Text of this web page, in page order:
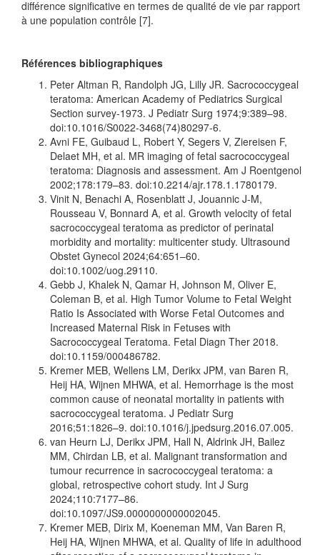
différence significative en termes de qualité de vie par rapport
à une population contrôle [7].
Références bibliographiques
Peter Altman R, Randolph JG, Lilly JR. Sacrococcygeal
teratoma: American Academy of Pediatrics Surgical
Section survey-1973. J Pediatr Surg 1974;9:389–98.
doi:10.1016/S0022-3468(74)80297-6.
Avni FE, Guibaud L, Robert Y, Segers V, Ziereisen F,
Delaet MH, et al. MR imaging of fetal sacrococcygeal
teratoma: Diagnosis and assessment. Am J Roentgenol
2002;178:179–83. doi:10.2214/ajr.178.1.1780179.
Vinit N, Benachi A, Rosenblatt J, Jouannic J-M,
Rousseau V, Bonnard A, et al. Growth velocity of fetal
sacrococcygeal teratoma as predictor of perinatal
morbidity and mortality: multicenter study. Ultrasound
Obstet Gynecol 2024;64:651–60.
doi:10.1002/uog.29110.
Gebb J, Khalek N, Qamar H, Johnson M, Oliver E,
Coleman B, et al. High Tumor Volume to Fetal Weight
Ratio Is Associated with Worse Fetal Outcomes and
Increased Maternal Risk in Fetuses with
Sacrococcygeal Teratoma. Fetal Diagn Ther 2018.
doi:10.1159/000486782.
Kremer MEB, Wellens LM, Derikx JPM, van Baren R,
Heij HA, Wijnen MHWA, et al. Hemorrhage is the most
common cause of neonatal mortality in patients with
sacrococcygeal teratoma. J Pediatr Surg
2016;51:1826–9. doi:10.1016/j.jpedsurg.2016.07.005.
van Heurn LJ, Derikx JPM, Hall N, Aldrink JH, Bailez
MM, Chirdan LB, et al. Malignant transformation and
tumour recurrence in sacrococcygeal teratoma: a
global, retrospective cohort study. Int J Surg
2024;110:7177–86.
doi:10.1097/JS9.0000000000002045.
Kremer MEB, Dirix M, Koeneman MM, Van Baren R,
Heij HA, Wijnen MHWA, et al. Quality of life in adulthood